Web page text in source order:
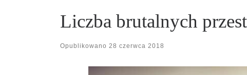
Liczba brutalnych
Opublikowano 28 czerwca 2018